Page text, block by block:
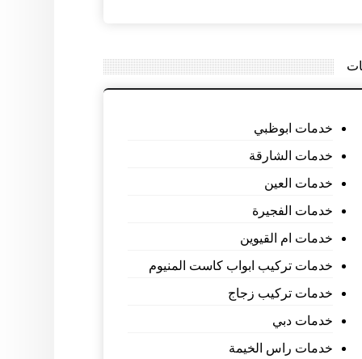
خدمات ابوظبي
خدمات الشارقة
خدمات العين
خدمات الفجيرة
خدمات ام القيوين
خدمات تركيب ابواب كاست المنيوم
خدمات تركيب زجاج
خدمات دبي
خدمات راس الخيمة